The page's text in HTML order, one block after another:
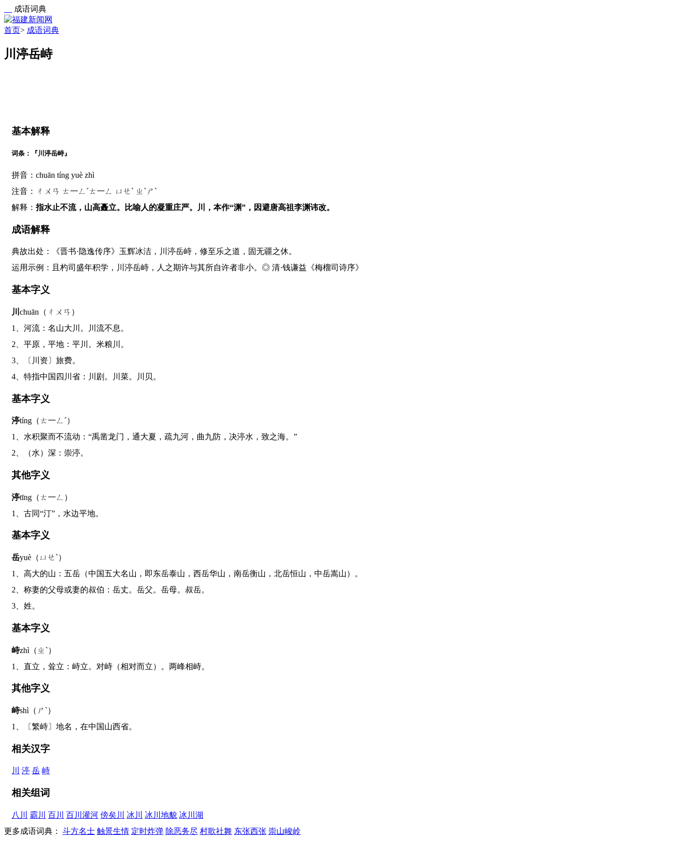
成语词典
首页> 成语词典
川渟岳峙
基本解释
词条：『川渟岳峙』
拼音：chuān tíng yuè zhì
注音：ㄔㄨㄢ ㄊ一ㄥˊㄊ一ㄥ ㄩㄝˋ ㄓˋㄕˋ
解释：指水止不流，山高矗立。比喻人的凝重庄严。川，本作“渊”，因避唐高祖李渊讳改。
成语解释
典故出处：《晋书·隐逸传序》玉辉冰洁，川渟岳峙，修至乐之道，固无疆之休。
运用示例：且杓司盛年积学，川渟岳峙，人之期许与其所自许者非小。◎ 清·钱谦益《梅榴司诗序》
基本字义
川 chuān（ㄔㄨㄢ）
1、河流：名山大川。川流不息。
2、平原，平地：平川。米粮川。
3、〔川资〕旅费。
4、特指中国四川省：川剧。川菜。川贝。
基本字义
渟tíng（ㄊ一ㄥˊ）
1、水积聚而不流动：“禹凿龙门，通大夏，疏九河，曲九防，决渟水，致之海。”
2、（水）深：崇渟。
其他字义
渟tīng（ㄊ一ㄥ）
1、古同“汀”，水边平地。
基本字义
岳yuè（ㄩㄝˋ）
1、高大的山：五岳（中国五大名山，即东岳泰山，西岳华山，南岳衡山，北岳恒山，中岳嵩山）。
2、称妻的父母或妻的叔伯：岳丈。岳父。岳母。叔岳。
3、姓。
基本字义
峙zhì（ㄓˋ）
1、直立，耸立：峙立。对峙（相对而立）。两峰相峙。
其他字义
峙shì（ㄕˋ）
1、〔繁峙〕地名，在中国山西省。
相关汉字
川 渟 岳 峙
相关组词
八川 霸川 百川 百川灌河 傍矣川 冰川 冰川地貌 冰川湖
更多成语词典： 斗方名士 触景生情 定时炸弹 除恶务尽 村歌社舞 东张西张 崇山峻岭